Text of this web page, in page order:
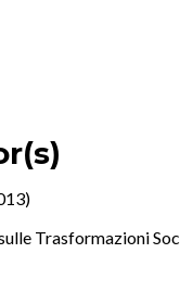
Trasformazioni